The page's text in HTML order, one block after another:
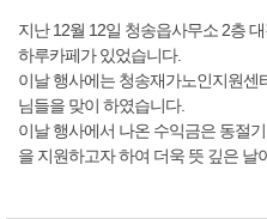
지난 12월 12일 청송읍사무소 2층
하루카페가 있었습니다.
이날 행사에는 청송재가노인지원센
님들을 맞이 하였습니다.
이날 행사에서 나온 수익금은 동절
을 지원하고자 하여 더욱 뜻 깊은 날